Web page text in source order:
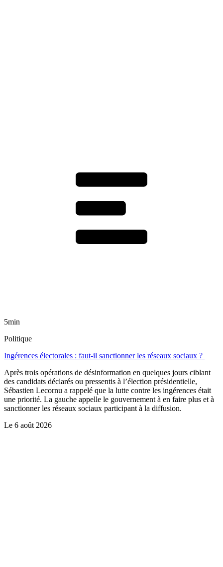
5min
Politique
Ingérences électorales : faut-il sanctionner les réseaux sociaux ?
Après trois opérations de désinformation en quelques jours ciblant
des candidats déclarés ou pressentis à l’élection présidentielle,
Sébastien Lecornu a rappelé que la lutte contre les ingérences était
une priorité. La gauche appelle le gouvernement à en faire plus et à
sanctionner les réseaux sociaux participant à la diffusion.
Le 6 août 2026